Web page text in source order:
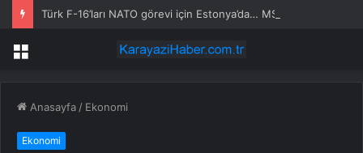
Menü
Anasayfa / Ekonomi
Ekonomi